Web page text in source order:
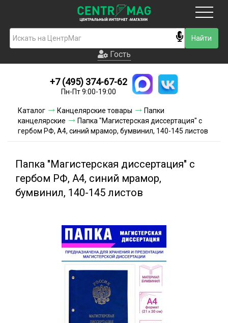
Гость
Новинки
Условия доставки
Условия оплаты
Акции и скидки
Гость
+7 (495) 374-67-62
Пн-Пт 9:00-19:00
Каталог Канцелярские товары
Папки
канцелярские
Папка "Магистерская диссертация" с
гербом РФ, А4, синий мрамор, бумвинил, 140-145 листов
Папка "Магистерская диссертация" с
гербом РФ, А4, синий мрамор,
бумвинил, 140-145 листов